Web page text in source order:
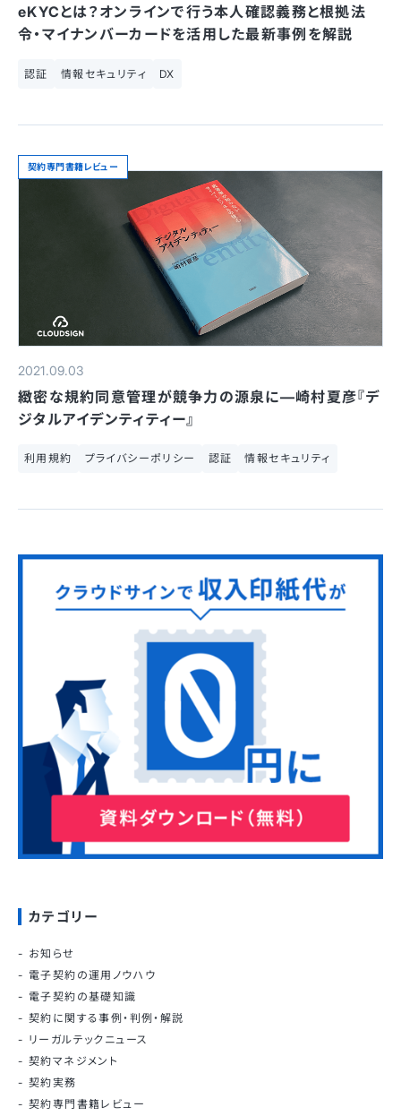
eKYCとは？オンラインで行う本人確認義務と根拠法
令・マイナンバーカードを活用した最新事例を解説
認証 情報セキュリティ DX
契約専門書籍レビュー
2021.09.03
緻密な規約同意管理が競争力の源泉に—崎村夏彦『デ
ジタルアイデンティティー』
利用規約 プライバシーポリシー 認証 情報セキュリティ
カテゴリー
お知らせ
電子契約の運用ノウハウ
電子契約の基礎知識
契約に関する事例・判例・解説
リーガルテックニュース
契約マネジメント
契約実務
契約専門書籍レビュー